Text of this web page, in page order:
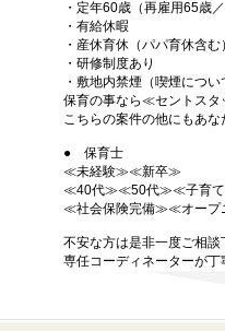
・定年60歳（再雇用65歳
・有給休暇
・産休育休（パパ育休含む）
・研修制度あり
・敷地内禁煙（喫煙につ
保育の事なら≪セントス
こちらの案件の他にもあ
● 保育士
≪未経験≫≪新卒≫
≪40代≫≪50代≫≪子育
≪社会保険完備≫≪オー
不安な方は是非一度ご相談
専任コーディネーターが